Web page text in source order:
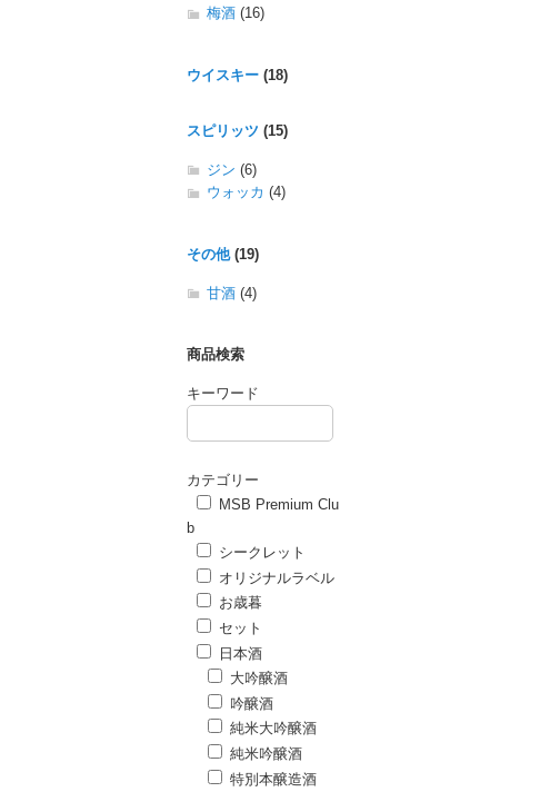
梅酒 (16)
ウイスキー (18)
スピリッツ (15)
ジン (6)
ウォッカ (4)
その他(19)
甘酒 (4)
商品検索
キーワード
カテゴリー
MSB Premium Clu
b
シークレット
オリジナルラベル
お歳暮
セット
日本酒
大吟醸酒
吟醸酒
純米大吟醸酒
純米吟醸酒
特別本醸造酒